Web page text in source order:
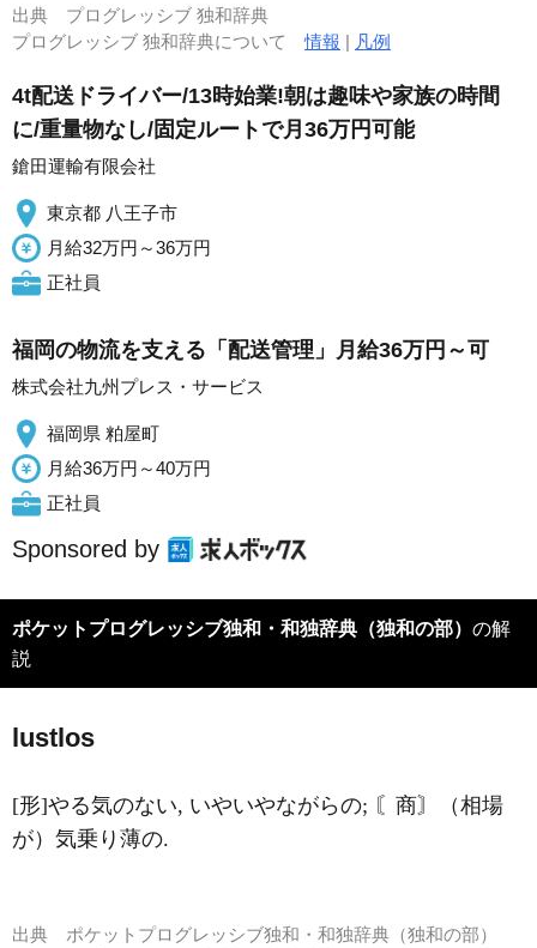
出典 プログレッシブ 独和辞典
プログレッシブ 独和辞典について情報 | 凡例
4t配送ドライバー/13時始業!朝は趣味や家族の時間
に/重量物なし/固定ルートで月36万円可能
鎗田運輸有限会社
東京都 八王子市
月給32万円～36万円
正社員
福岡の物流を支える「配送管理」月給36万円～可
株式会社九州プレス・サービス
福岡県 粕屋町
月給36万円～40万円
正社員
Sponsored by
ポケットプログレッシブ独和・和独辞典（独和の部） の解
説
lustlos
[形]やる気のない, いやいやながらの; 〘商〙（相場
が）気乗り薄の.
出典 ポケットプログレッシブ独和・和独辞典（独和の部）